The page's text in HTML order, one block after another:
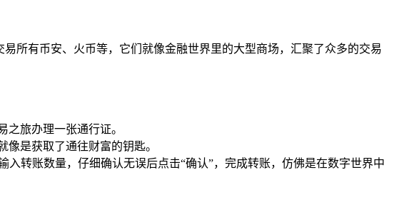
所有币安、火币等，它们就像金融世界里的大型商场，汇聚了众多的交易
旅办理一张通行证。
像是获取了通往财富的钥匙。
转账数量，仔细确认无误后点击“确认”，完成转账，仿佛是在数字世界中